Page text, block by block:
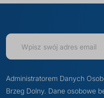
Administratorem Danych
Brzeg Dolny. Dane osobowe